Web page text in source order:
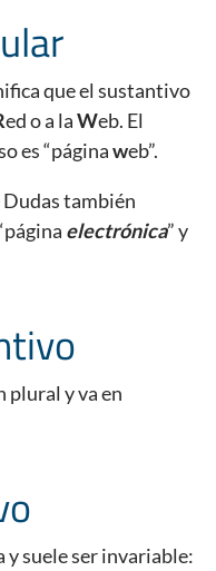
que el sustantivo
ed o a laWeb. El
es “páginaweb”.
también
electrónica” y
plural y va en
y suele ser invariable: